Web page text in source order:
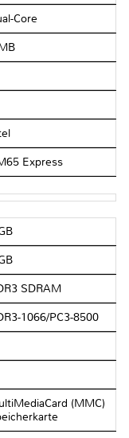
Core
Express
SDRAM
1066/PC3-8500
(MMC)